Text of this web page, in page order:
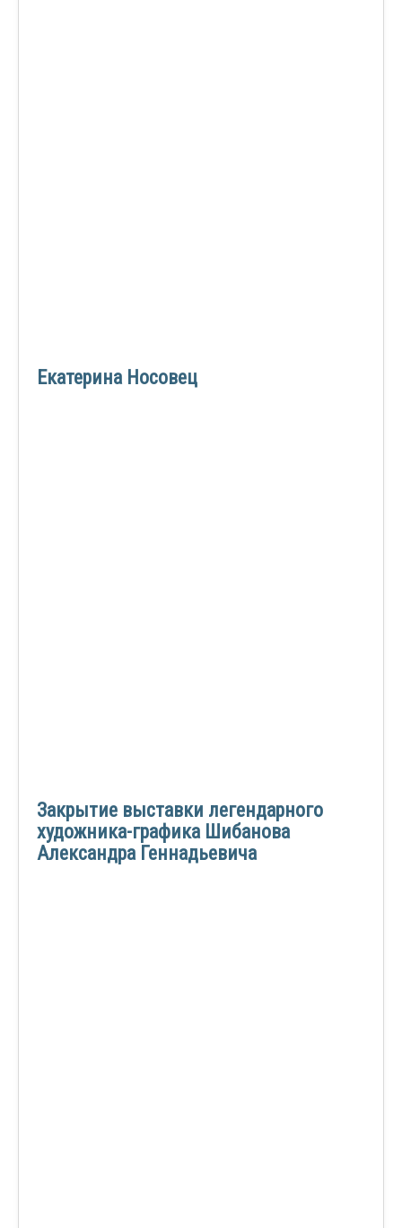
Екатерина Носовец
Закрытие выставки легендарного
художника-графика Шибанова
Александра Геннадьевича